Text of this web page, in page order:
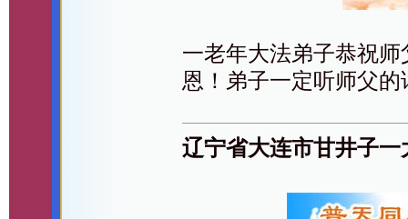
一老年大法弟子恭祝
恩！弟子一定听师父
辽宁省大连市甘井子